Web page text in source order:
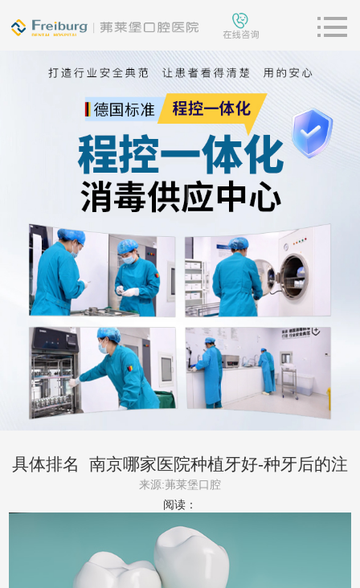
具体排名_南京哪家医院种植牙好-种牙后的注
意事项及饮食
来源:茀莱堡口腔
阅读：